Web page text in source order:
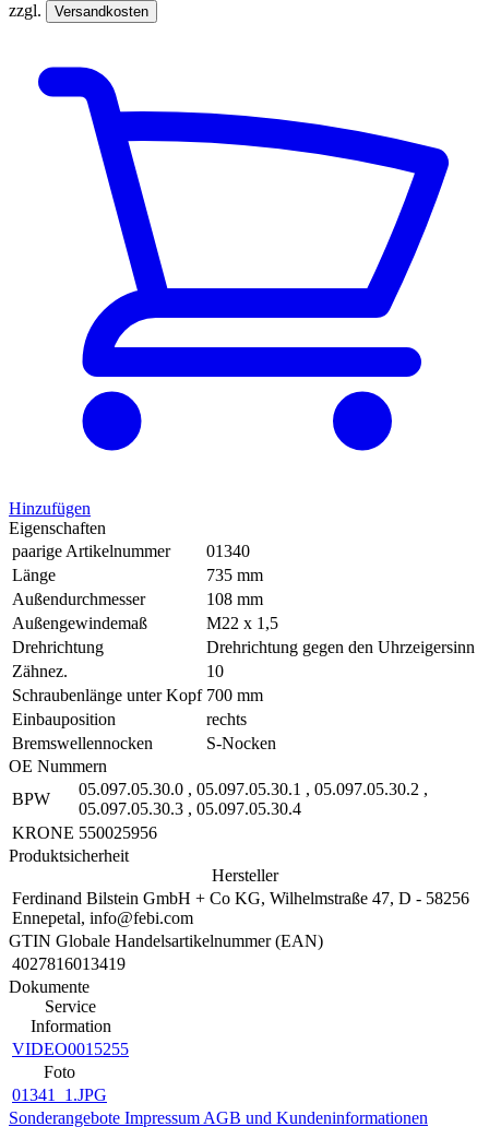
zzgl.
Versandkosten
Hinzufügen
Eigenschaften
paarige Artikelnummer
01340
Länge
735 mm
Außendurchmesser
108 mm
Außengewindemaß
M22 x 1,5
Drehrichtung
Drehrichtung gegen den Uhrzeigersinn
Zähnez.
10
Schraubenlänge unter Kopf 700 mm
Einbauposition
rechts
Bremswellennocken
S-Nocken
OE Nummern
BPW
05.097.05.30.0 , 05.097.05.30.1 , 05.097.05.30.2 ,
05.097.05.30.3 , 05.097.05.30.4
KRONE 550025956
Produktsicherheit
Hersteller
Ferdinand Bilstein GmbH + Co KG, Wilhelmstraße 47, D - 58256
Ennepetal, info@febi.com
GTIN Globale Handelsartikelnummer (EAN)
4027816013419
Dokumente
Service
Information
VIDEO0015255
Foto
01341_1.JPG
Sonderangebote Impressum AGB und Kundeninformationen